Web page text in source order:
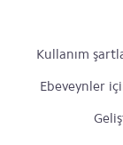
Kullanım
Ebeveynler